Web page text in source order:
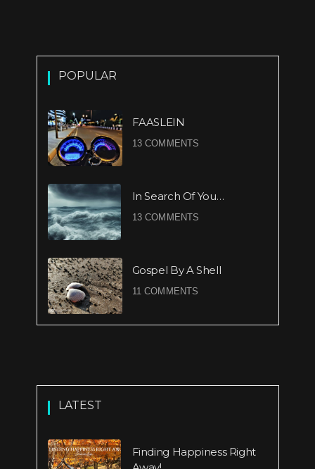
POPULAR
FAASLEIN
13 COMMENTS
In Search Of You…
13 COMMENTS
Gospel By A Shell
11 COMMENTS
LATEST
Finding Happiness Right